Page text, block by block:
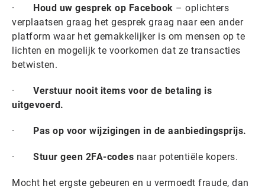
· Houd uw gesprek op Facebook – oplichters
verplaatsen graag het gesprek graag naar een ander
platform waar het gemakkelijker is om mensen op te
lichten en mogelijk te voorkomen dat ze transacties
betwisten.
· Verstuur nooit items voor de betaling is
uitgevoerd.
· Pas op voor wijzigingen in de aanbiedingsprijs.
· Stuur geen 2FA-codes naar potentiële kopers.
Mocht het ergste gebeuren en u vermoedt fraude, dan